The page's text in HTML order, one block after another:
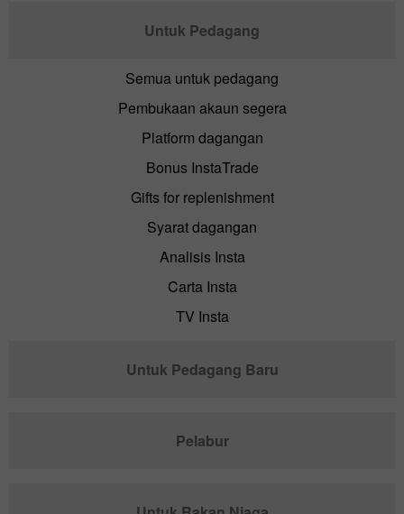
Untuk Pedagang
Semua untuk pedagang
Pembukaan akaun segera
Platform dagangan
Bonus InstaTrade
Gifts for replenishment
Syarat dagangan
Analisis Insta
Carta Insta
TV Insta
Untuk Pedagang Baru
Pelabur